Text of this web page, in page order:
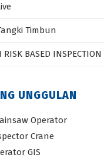
Timbun
RISK BASED INSPECTION
UNGGULAN
Operator
Crane
GIS